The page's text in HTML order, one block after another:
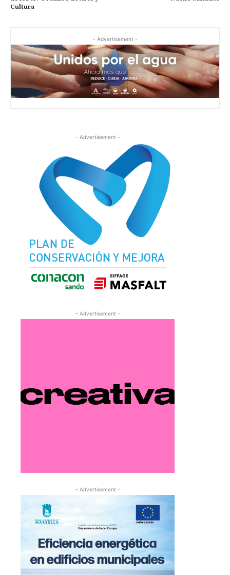
Cultura
- Advertisement -
- Advertisement -
- Advertisement -
- Advertisement -